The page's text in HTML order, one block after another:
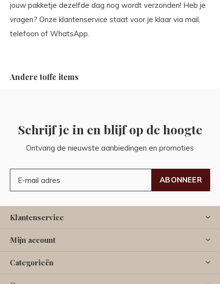
jouw pakketje dezelfde dag nog wordt verzonden! Heb je
vragen? Onze klantenservice staat voor je klaar via mail,
telefoon of WhatsApp.
Andere toffe items
Schrijf je in en blijf op de hoogte
Ontvang de nieuwste aanbiedingen en promoties
ABONNEER
Klantenservice
Mijn account
Categorieën